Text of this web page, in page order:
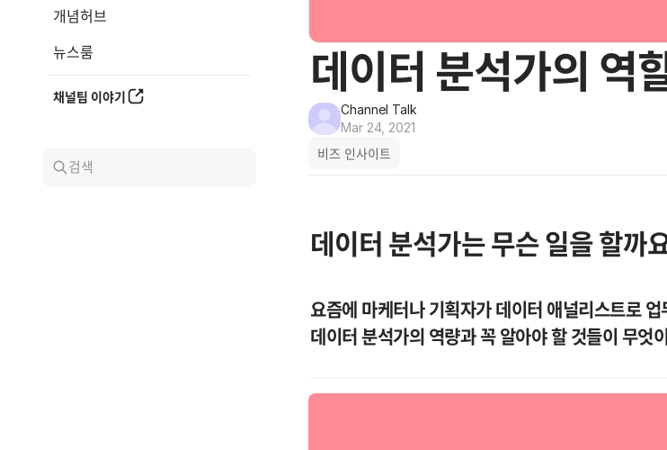
개념허브
뉴스룸
채널팀 이야기
검색
데이터 분석가의 역
Channel Talk
Mar 24, 2021
비즈 인사이트
데이터 분석가는 무슨 일을 할까
요즘에 마케터나 기획자가 데이터 애널리스트로
데이터 분석가의 역량과 꼭 알아야 할 것들이 무엇